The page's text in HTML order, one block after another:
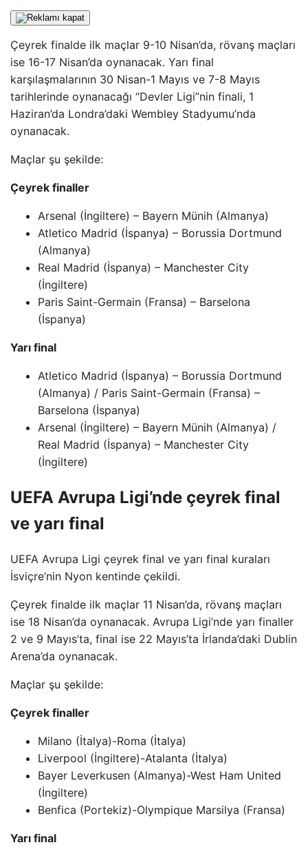
Çeyrek finalde ilk maçlar 9-10 Nisan’da, rövanş maçları
ise 16-17 Nisan’da oynanacak. Yarı final
karşılaşmalarının 30 Nisan-1 Mayıs ve 7-8 Mayıs
tarihlerinde oynanacağı “Devler Ligi”nin finali, 1
Haziran’da Londra’daki Wembley Stadyumu’nda
oynanacak.
Maçlar şu şekilde:
Çeyrek finaller
Arsenal (İngiltere) – Bayern Münih (Almanya)
Atletico Madrid (İspanya) – Borussia Dortmund
(Almanya)
Real Madrid (İspanya) – Manchester City
(İngiltere)
Paris Saint-Germain (Fransa) – Barselona
(İspanya)
Yarı final
Atletico Madrid (İspanya) – Borussia Dortmund
(Almanya) / Paris Saint-Germain (Fransa) –
Barselona (İspanya)
Arsenal (İngiltere) – Bayern Münih (Almanya) /
Real Madrid (İspanya) – Manchester City
(İngiltere)
UEFA Avrupa Ligi’nde çeyrek final
ve yarı final
UEFA Avrupa Ligi çeyrek final ve yarı final kuraları
İsviçre’nin Nyon kentinde çekildi.
Çeyrek finalde ilk maçlar 11 Nisan’da, rövanş maçları
ise 18 Nisan’da oynanacak. Avrupa Ligi’nde yarı finaller
2 ve 9 Mayıs’ta, final ise 22 Mayıs’ta İrlanda’daki Dublin
Arena’da oynanacak.
Maçlar şu şekilde:
Çeyrek finaller
Milano (İtalya)-Roma (İtalya)
Liverpool (İngiltere)-Atalanta (İtalya)
Bayer Leverkusen (Almanya)-West Ham United
(İngiltere)
Benfica (Portekiz)-Olympique Marsilya (Fransa)
Yarı final